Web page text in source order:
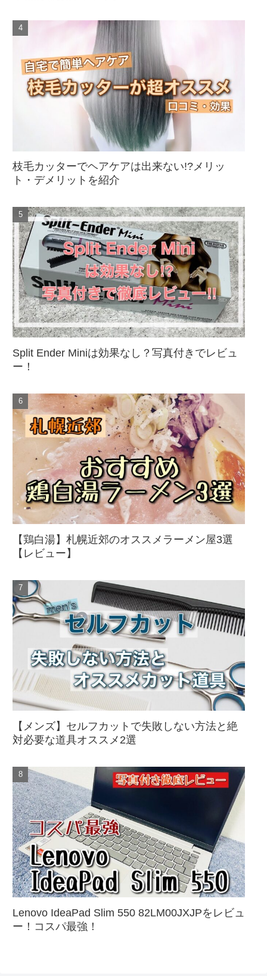
枝毛カッターでヘアケアは出来ない!?メリッ
ト・デメリットを紹介
Split Ender Miniは効果なし？写真付きでレビュ
ー！
【鶏白湯】札幌近郊のオススメラーメン屋3選
【レビュー】
【メンズ】セルフカットで失敗しない方法と絶
対必要な道具オススメ2選
Lenovo IdeaPad Slim 550 82LM00JXJPをレビュ
ー！コスパ最強！